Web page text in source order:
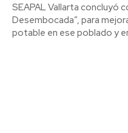
SEAPAL Vallarta concluyó
Desembocada”, para
potable en ese poblado y